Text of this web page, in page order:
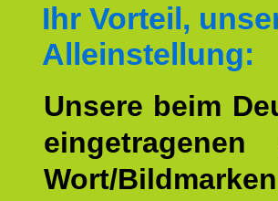
Ihr Vorteil,
Alleinstellung:
Unsere beim
Wort/Bildmarken